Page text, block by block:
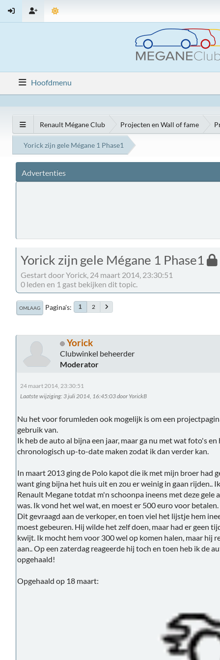
Hoofdmenu
Renault Mégane Club Projecten en Wall of fame
Yorick zijn gele Mégane 1 Phase1
Advertenties
Yorick zijn gele Mégane 1 Phase1
Gestart door Yorick, 24 maart 2014, 23:30:51
0 leden en 1 gast bekijken dit topic.
OMLAAG Pagina's 1 2
Yorick
Clubwinkel beheerder
Moderator
24 maart 2014, 23:30:51
Laatste wijziging: 3 juli 2014, 16:45:03 door YorickB
Nu het voor forumleden ook mogelijk is om een
gebruik van.
Ik heb de auto al bijna een jaar, maar ga nu met wat foto's
chronologisch up-to-date maken zodat ik dan verder kan.
In maart 2013 ging de Polo kapot die ik met mijn broer had
want ging bijna het huis uit en zou er weinig in gaan rijden..
Renault Megane totdat m'n schoonpa ineens met deze
was. Ik vond het wel wat, en moest er 500 euro voor
Dit gevraagd aan de verkoper, en toen viel het lijstje hem
moest gebeuren. Hij wilde het zelf doen, maar had er geen
kwijt. Ik mocht hem voor 300 wel op komen halen, maar hij
aan.. Op een zaterdag reageerde hij toch en toen heb ik de
opgehaald!
Opgehaald op 18 maart: